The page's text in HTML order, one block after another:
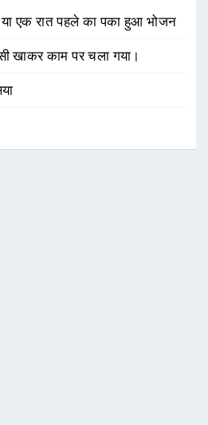
एक रात पहले का पका हुआ भोजन
खाकर काम पर चला गया।